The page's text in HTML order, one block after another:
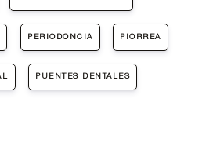
PERIODONCIA PIORREA
PUENTES DENTALES